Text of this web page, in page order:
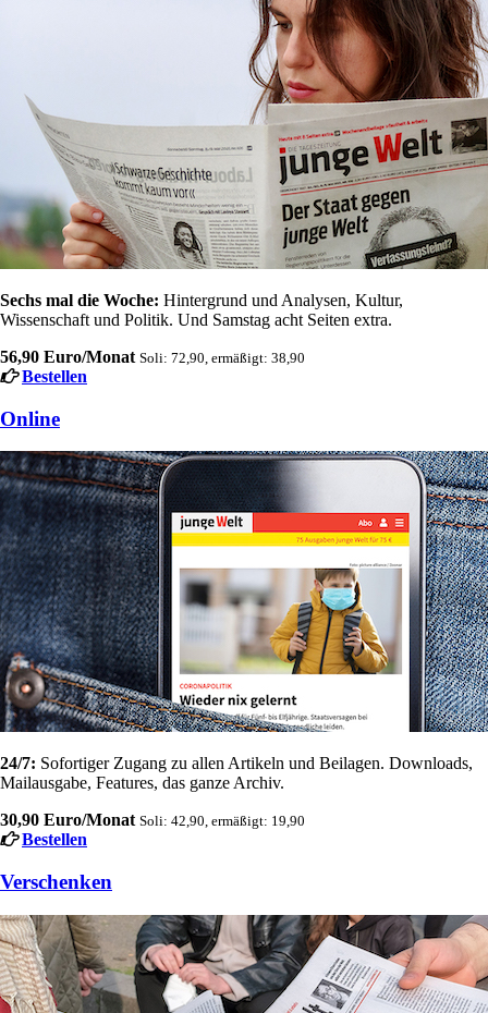
Sechs mal die Woche: Hintergrund und Analysen, Kultur,
Wissenschaft und Politik. Und Samstag acht Seiten extra.
56,90 Euro/Monat Soli: 72,90, ermäßigt: 38,90
Bestellen
Online
24/7: Sofortiger Zugang zu allen Artikeln und Beilagen. Downloads,
Mailausgabe, Features, das ganze Archiv.
30,90 Euro/Monat Soli: 42,90, ermäßigt: 19,90
Bestellen
Verschenken